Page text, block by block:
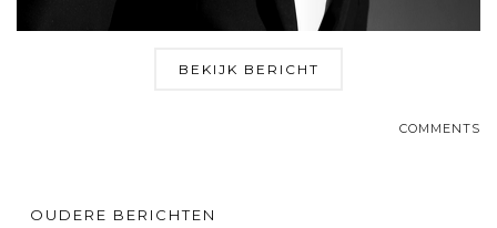
BEKIJK BERICHT
COMMENTS
OUDERE BERICHTEN